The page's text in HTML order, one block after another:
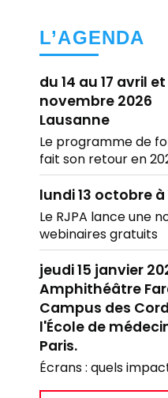
L’AGENDA
du 14 au 17 avril
novembre 2026
Lausanne
Le programme de
fait son retour en
lundi 13 octobre à
Le RJPA lance une
webinaires gratuits
jeudi 15 janvier
Amphithéâtre
Campus des
l'École de
Paris.
Écrans : quels